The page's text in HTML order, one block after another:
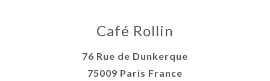
Café Rollin
76 Rue de Dunkerque
75009 Paris France